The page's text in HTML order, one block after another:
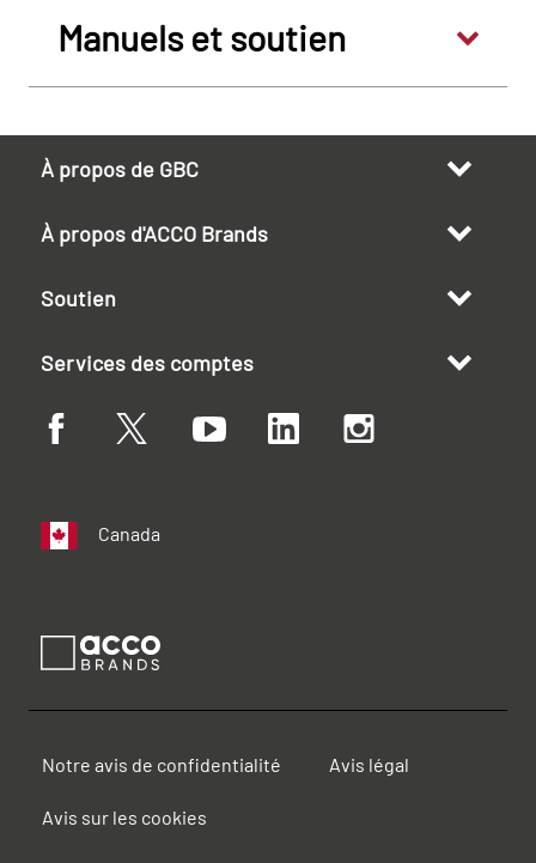
Manuels et soutien
À propos de GBC
À propos d'ACCO Brands
Soutien
Services des comptes
Canada
Notre avis de confidentialité Avis légal
Avis sur les cookies